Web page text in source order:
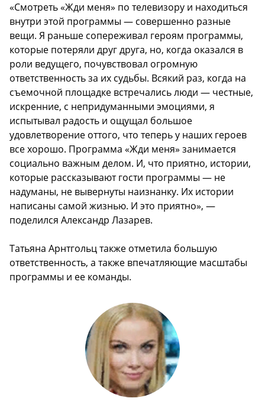
«Смотреть «Жди меня» по телевизору и находиться
внутри этой программы — совершенно разные
вещи. Я раньше сопереживал героям программы,
которые потеряли друг друга, но, когда оказался в
роли ведущего, почувствовал огромную
ответственность за их судьбы. Всякий раз, когда на
съемочной площадке встречались люди — честные,
искренние, с непридуманными эмоциями, я
испытывал радость и ощущал большое
удовлетворение оттого, что теперь у наших героев
все хорошо. Программа «Жди меня» занимается
социально важным делом. И, что приятно, истории,
которые рассказывают гости программы — не
надуманы, не вывернуты наизнанку. Их истории
написаны самой жизнью. И это приятно», —
поделился Александр Лазарев.
Татьяна Арнтгольц также отметила большую
ответственность, а также впечатляющие масштабы
программы и ее команды.